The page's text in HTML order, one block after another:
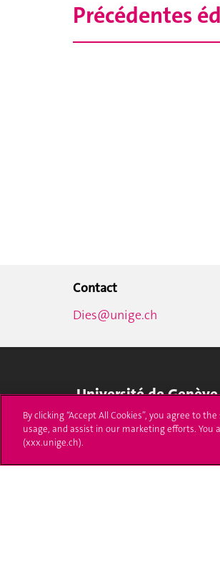
Précédentes
Contact
Dies@unige.ch
Université de Genève
24 rue du Général-Dufour
1211 Genève 4
F. +41 (0)22 379 11 34
By clicking “Accept All Cookies”, you agree to
usage, and assist in our marketing efforts.
(xxx.unige.ch).